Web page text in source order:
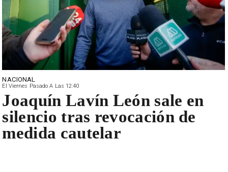
NACIONAL
El Viernes Pasado A Las 12:40
Joaquín Lavín León sale en
silencio tras revocación de
medida cautelar